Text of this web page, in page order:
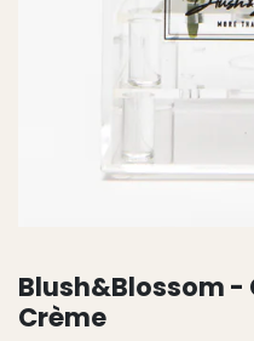
Blush&Blossom -
Crème